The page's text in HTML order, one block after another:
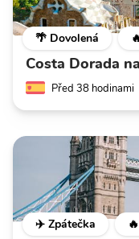
🌴 Dovolená
Costa Dorada
Před 38 hodinami
✈️ Zpátečka